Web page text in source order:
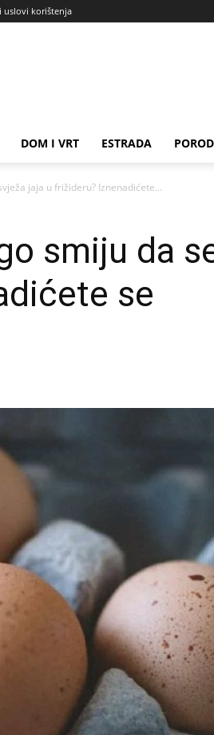
uslovi korištenja
DOM I VRT ESTRADA
jaja u frižideru? Iznenadićete...
smiju da
se